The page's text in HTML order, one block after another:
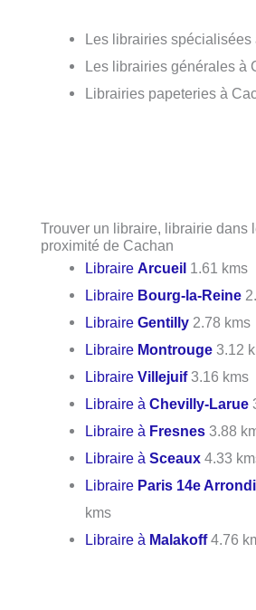
Les librairies spécialisées
Les librairies générales à
Librairies papeteries à
Trouver un libraire, librairie dans
proximité de Cachan
LibraireArcueil 1.61 kms
Libraire Bourg-la-Reine
LibraireGentilly 2.78 kms
Libraire Montrouge 3.12
LibraireVillejuif3.16 kms
Libraire àChevilly-Larue
Libraire à Fresnes 3.88
Libraire àSceaux 4.33
Libraire Paris 14e
kms
Libraire à Malakoff4.76